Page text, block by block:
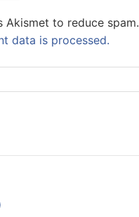
Akismet to reduce spam.
data is processed.